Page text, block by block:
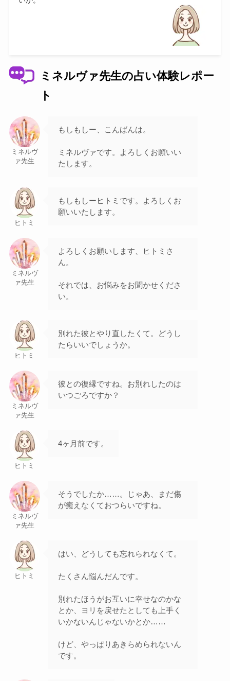
ミネルヴァ先生の占い体験レポー
ト
ミネルヴ
ァ先生
もしもしー、こんばんは。
ミネルヴァです。よろしくお願いい
たします。
ヒトミ
もしもしーヒトミです。よろしくお
願いいたします。
ミネルヴ
ァ先生
よろしくお願いします、ヒトミさ
ん。
それでは、お悩みをお聞かせくださ
い。
ヒトミ
別れた彼とやり直したくて。どうし
たらいいでしょうか。
ミネルヴ
ァ先生
彼との復縁ですね。お別れしたのは
いつごろですか？
ヒトミ
4ヶ月前です。
ミネルヴ
ァ先生
そうでしたか……。じゃあ、まだ傷
が癒えなくておつらいですね。
ヒトミ
はい、どうしても忘れられなくて。
たくさん悩んだんです。
別れたほうがお互いに幸せなのかな
とか、ヨリを戻せたとしても上手く
いかないんじゃないかとか……
けど、やっぱりあきらめられないん
です。